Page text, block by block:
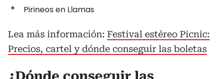
Pirineos en Llamas
Lea más información: Festival estéreo Picnic:
Precios, cartel y dónde conseguir las boletas
¿Dónde conseguir las